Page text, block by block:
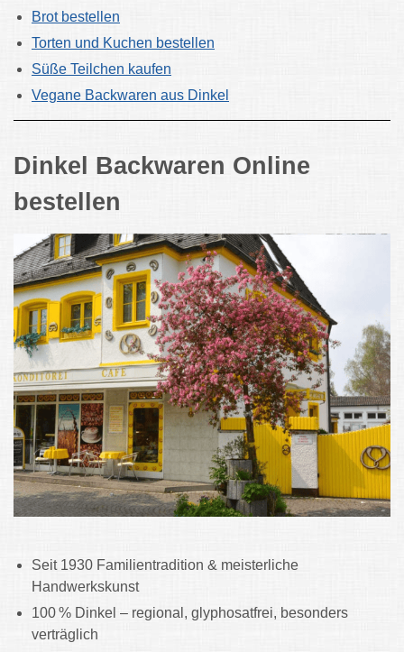
Brot bestellen
Torten und Kuchen bestellen
Süße Teilchen kaufen
Vegane Backwaren aus Dinkel
Dinkel Backwaren Online
bestellen
Seit 1930 Familientradition & meisterliche
Handwerkskunst
100 % Dinkel – regional, glyphosatfrei, besonders
verträglich